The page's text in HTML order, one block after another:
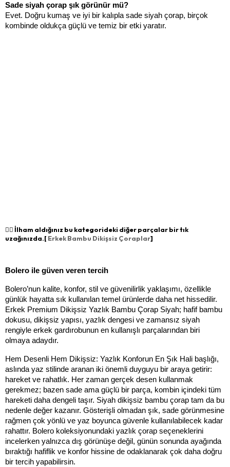
Sade siyah çorap şık görünür mü?
Evet. Doğru kumaş ve iyi bir kalıpla sade siyah çorap, birçok
kombinde oldukça güçlü ve temiz bir etki yaratır.
👉🏻 İlham aldığınız bu kategorideki diğer parçalar bir tık
uzağınızda.[ Erkek Bambu Dikişsiz Çoraplar]
Bolero ile güven veren tercih
Bolero’nun kalite, konfor, stil ve güvenilirlik yaklaşımı, özellikle
günlük hayatta sık kullanılan temel ürünlerde daha net hissedilir.
Erkek Premium Dikişsiz Yazlık Bambu Çorap Siyah; hafif bambu
dokusu, dikişsiz yapısı, yazlık dengesi ve zamansız siyah
rengiyle erkek gardırobunun en kullanışlı parçalarından biri
olmaya adaydır.
Hem Desenli Hem Dikişsiz: Yazlık Konforun En Şık Hali başlığı,
aslında yaz stilinde aranan iki önemli duyguyu bir araya getirir:
hareket ve rahatlık. Her zaman gerçek desen kullanmak
gerekmez; bazen sade ama güçlü bir parça, kombin içindeki tüm
hareketi daha dengeli taşır. Siyah dikişsiz bambu çorap tam da bu
nedenle değer kazanır. Gösterişli olmadan şık, sade görünmesine
rağmen çok yönlü ve yaz boyunca güvenle kullanılabilecek kadar
rahattır. Bolero koleksiyonundaki yazlık çorap seçeneklerini
incelerken yalnızca dış görünüşe değil, günün sonunda ayağında
bıraktığı hafiflik ve konfor hissine de odaklanarak çok daha doğru
bir tercih yapabilirsin.